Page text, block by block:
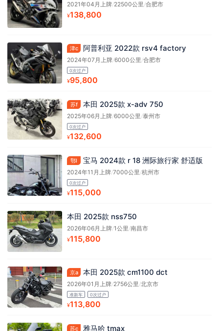
2021年04月上牌/22500公里/合肥市
¥138,800
津c 阿普利亚 2022款 rsv4 factory
2024年07月上牌/6000公里/合肥市
0次过户
¥95,800
苏f 本田 2025款 x-adv 750
2025年06月上牌/6000公里/泰州市
0次过户
¥132,600
鄂l 宝马 2024款 r 18 洲际旅行家 舒适版
2024年11月上牌/7000公里/杭州市
0次过户
¥115,000
本田 2025款 nss750
2026年06月上牌/1公里 /南昌市
¥115,800
京a 本田 2025款 cm1100 dct
2026年01月上牌/2756公里 /北京市
准新车 0次过户
¥113,800
苏c 雅马哈 tmax